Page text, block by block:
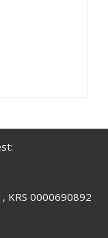
KRS 0000690892